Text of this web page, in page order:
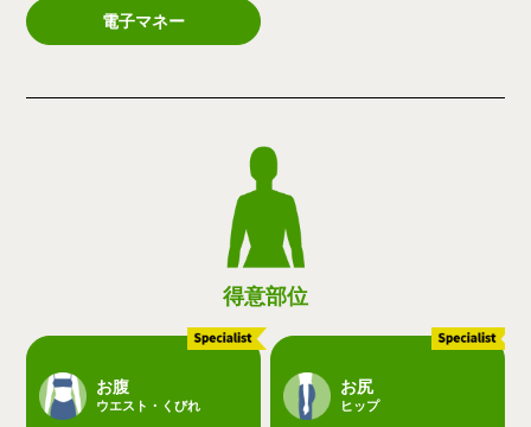
電子マネー
得意部位
お腹
ウエスト・くびれ
お尻
ヒップ